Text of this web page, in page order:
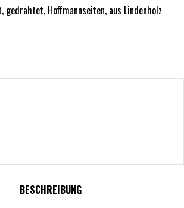
gedrahtet, Hoffmannseiten, aus Lindenholz
BESCHREIBUNG